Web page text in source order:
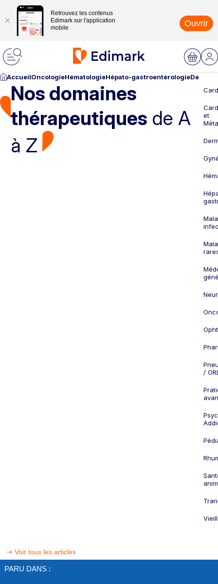
Retrouvez les contenus
Edimark sur l'application
mobile
Ouvrir
AccueilOncologieHématologieHépato-gastroentérologie
Nos domaines
thérapeutiques de A
à Z
et
/
Voir tous les articles
PARU DANS :